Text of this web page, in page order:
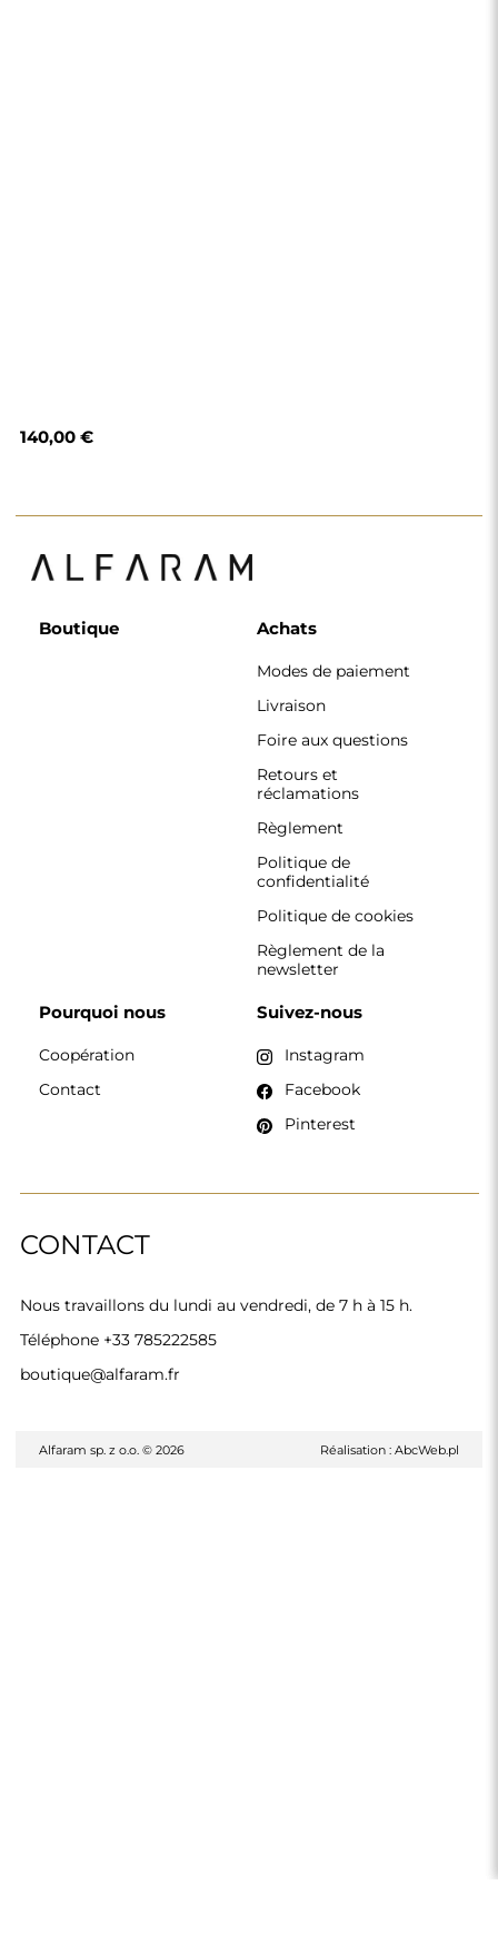
140,00 €
CONTACT
Nous travaillons du lundi au vendredi, de 7 h à 15 h.
Téléphone +33 785222585
boutique@alfaram.fr
Boutique Achats
Modes de paiement
Livraison
Foire aux questions
Retours et
réclamations
Règlement
Politique de
confidentialité
Politique de cookies
Règlement de la
newsletter
Pourquoi nous
Coopération
Contact
Suivez-nous
Instagram
Facebook
Pinterest
Alfaram sp. z o.o. © 2026 Réalisation : AbcWeb.pl